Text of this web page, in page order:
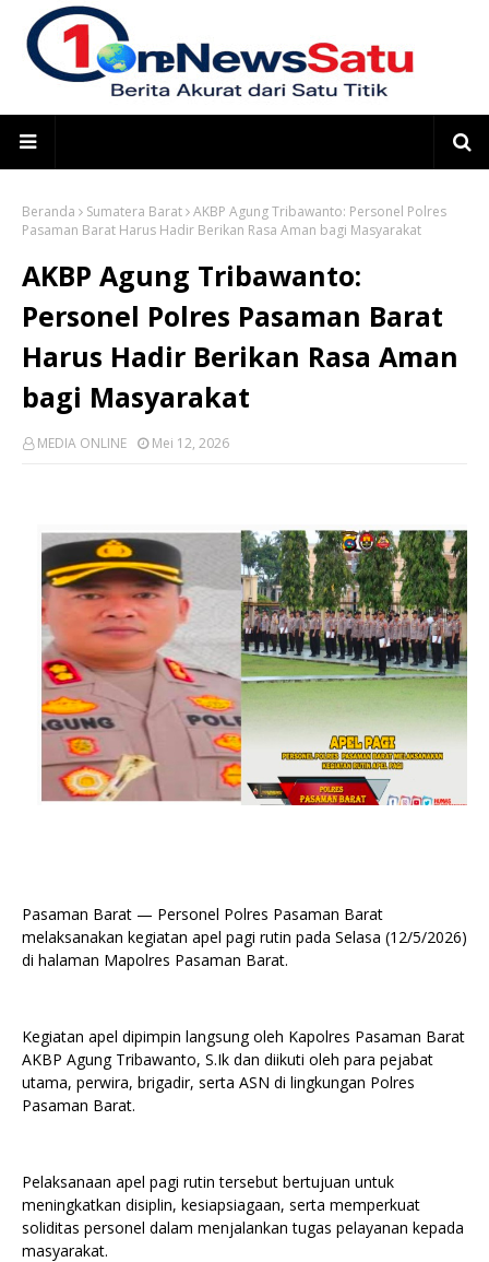
Beranda Sumatera Barat AKBP Agung Tribawanto: Personel Polres
Pasaman Barat Harus Hadir Berikan Rasa Aman bagi Masyarakat
AKBP Agung Tribawanto:
Personel Polres Pasaman Barat
Harus Hadir Berikan Rasa Aman
bagi Masyarakat
MEDIA ONLINE Mei 12, 2026
Pasaman Barat — Personel Polres Pasaman Barat
melaksanakan kegiatan apel pagi rutin pada Selasa (12/5/2026)
di halaman Mapolres Pasaman Barat.
Kegiatan apel dipimpin langsung oleh Kapolres Pasaman Barat
AKBP Agung Tribawanto, S.Ik dan diikuti oleh para pejabat
utama, perwira, brigadir, serta ASN di lingkungan Polres
Pasaman Barat.
Pelaksanaan apel pagi rutin tersebut bertujuan untuk
meningkatkan disiplin, kesiapsiagaan, serta memperkuat
soliditas personel dalam menjalankan tugas pelayanan kepada
masyarakat.